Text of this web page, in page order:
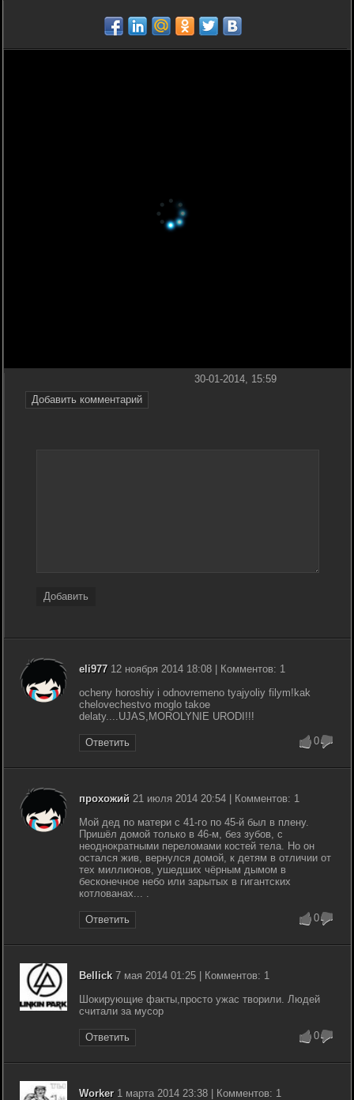
Добавить комментарий
30-01-2014, 15:59
Добавить
eli97712 ноября 2014 18:08 | Комментов: 1
ocheny horoshiy i odnovremeno tyajyoliy filym!kak
chelovechestvo moglo takoe
delaty....UJAS,MOROLYNIE URODI!!!
Ответить 0
прохожий 21 июля 2014 20:54 | Комментов: 1
Мой дед по матери с 41-го по 45-й был в плену.
Пришёл домой только в 46-м, без зубов, с
неоднократными переломами костей тела. Но он
остался жив, вернулся домой, к детям в отличии от
тех миллионов, ушедших чёрным дымом в
бесконечное небо или зарытых в гигантских
котлованах... .
Ответить 0
Bellick7 мая 2014 01:25 | Комментов: 1
Шокирующие факты,просто ужас творили. Людей
считали за мусор
Ответить 0
Worker1 марта 2014 23:38 | Комментов: 1